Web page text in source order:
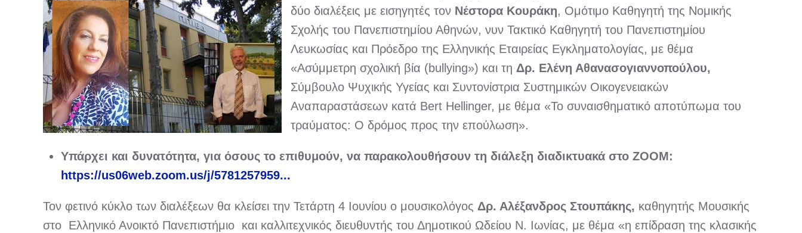
δύο διαλέξεις με εισηγητές τον Νέστορα Κουράκη, Ομότιμο Καθηγητή της Νομικής
Σχολής του Πανεπιστημίου Αθηνών, νυν Τακτικό Καθηγητή του Πανεπιστημίου
Λευκωσίας και Πρόεδρο της Ελληνικής Εταιρείας Εγκληματολογίας, με θέμα
«Ασύμμετρη σχολική βία (bullying») και τη Δρ. Ελένη Αθανασογιαννοπούλου,
Σύμβουλο Ψυχικής Υγείας και Συντονίστρια Συστημικών Οικογενειακών
Αναπαραστάσεων κατά Bert Hellinger, με θέμα «Το συναισθηματικό αποτύπωμα του
τραύματος: Ο δρόμος προς την επούλωση».
Υπάρχει και δυνατότητα, για όσους το επιθυμούν, να παρακολουθήσουν τη διάλεξη διαδικτυακά στο ZOOM:
https://us06web.zoom.us/j/5781257959...
Τον φετινό κύκλο των διαλέξεων θα κλείσει την Τετάρτη 4 Ιουνίου ο μουσικολόγος Δρ. Αλέξανδρος Στουπάκης, καθηγητής Μουσικής
στο Ελληνικό Ανοικτό Πανεπιστήμιο και καλλιτεχνικός διευθυντής του Δημοτικού Ωδείου Ν. Ιωνίας, με θέμα «η επίδραση της κλασικής